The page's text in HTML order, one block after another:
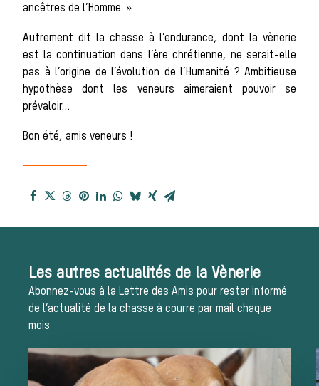
Patrimoine
Équipages
La trompe de
Les missions de la Société de Vènerie
Assister à une chasse à courre
Déroulement
ancêtres de l’Homme. »
Autrement dit la chasse à l’endurance, dont la vènerie
est la continuation dans l’ère chrétienne, ne serait-elle
pas à l’origine de l’évolution de l’Humanité ? Ambitieuse
hypothèse dont les veneurs aimeraient pouvoir se
prévaloir…
Bon été, amis veneurs !
Les autres actualités de la Vènerie
Abonnez-vous à la Lettre des Amis pour rester informé
de l’actualité de la chasse à courre par mail chaque
mois